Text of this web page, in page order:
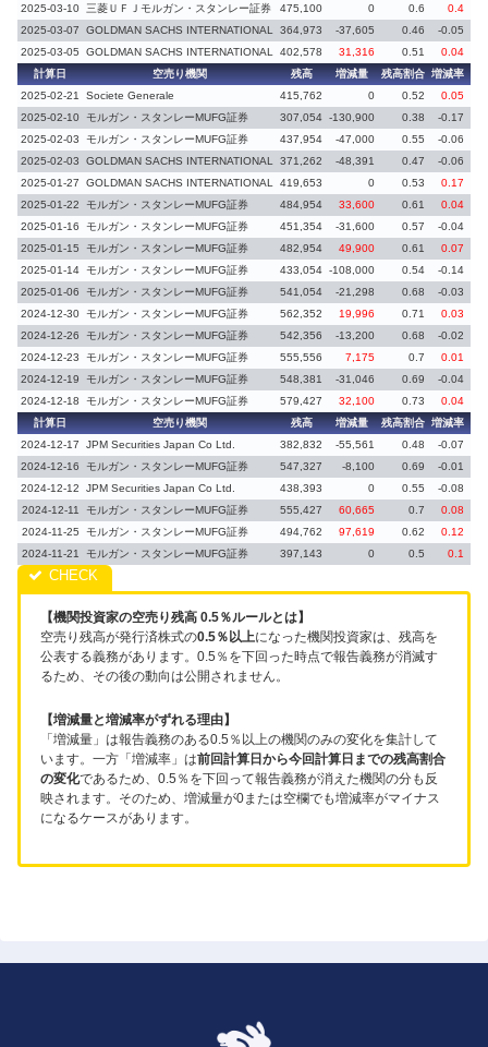
2025-03-10 三菱ＵＦＪモルガン・スタンレー証券 475,100 0 0.6 0.4
2025-03-07 GOLDMAN SACHS INTERNATIONAL 364,973 -37,605 0.46 -0.05
2025-03-05 GOLDMAN SACHS INTERNATIONAL 402,578 31,316 0.51 0.04
計算日 空売り機関 残高 増減量 残高割合 増減率
2025-02-21
Societe Generale 415,762 0 0.52 0.05
2025-02-10 モルガン・スタンレーMUFG証券 307,054 -130,900 0.38 -0.17
2025-02-03 モルガン・スタンレーMUFG証券 437,954 -47,000 0.55
-0.06
2025-02-03
GOLDMAN SACHS INTERNATIONAL 371,262 -48,391 0.47 -0.06
2025-01-27 GOLDMAN SACHS INTERNATIONAL 419,653 0 0.53 0.17
2025-01-22 モルガン・スタンレーMUFG証券 484,954 33,600 0.61
0.04
2025-01-16
モルガン・スタンレーMUFG証券 451,354 -31,600 0.57
-0.04
2025-01-15
モルガン・スタンレーMUFG証券 482,954 49,900 0.61
0.07
2025-01-14 モルガン・スタンレーMUFG証券 433,054 -108,000 0.54
-0.14
2025-01-06
モルガン・スタンレーMUFG証券 541,054 -21,298 0.68
-0.03
2024-12-30 モルガン・スタンレーMUFG証券 562,352 19,996 0.71
0.03
2024-12-26
モルガン・スタンレーMUFG証券 542,356 -13,200 0.68
-0.02
2024-12-23
モルガン・スタンレーMUFG証券 555,556 7,175 0.7
0.01
2024-12-19
モルガン・スタンレーMUFG証券 548,381 -31,046 0.69
-0.04
2024-12-18
モルガン・スタンレーMUFG証券 579,427 32,100 0.73
0.04
計算日
空売り機関 残高 増減量 残高割合 増減率
2024-12-17
JPM Securities Japan Co Ltd. 382,832 -55,561 0.48 -0.07
2024-12-16 モルガン・スタンレーMUFG証券 547,327 -8,100 0.69
-0.01
2024-12-12
JPM Securities Japan Co Ltd. 438,393 0 0.55
-0.08
2024-12-11
モルガン・スタンレーMUFG証券 555,427 60,665 0.7
0.08
2024-11-25
モルガン・スタンレーMUFG証券 494,762 97,619 0.62
0.12
2024-11-21
モルガン・スタンレーMUFG証券 397,143 0 0.5 0.1
【機関投資家の空売り残高 0.5％ルールとは】
空売り残高が発行済株式の0.5％以上になった機関投資家は、残高を
公表する義務があります。0.5％を下回った時点で報告義務が消滅す
るため、その後の動向は公開されません。
【増減量と増減率がずれる理由】
「増減量」は報告義務のある0.5％以上の機関のみの変化を集計して
います。一方「増減率」は前回計算日から今回計算日までの残高割合
の変化であるため、0.5％を下回って報告義務が消えた機関の分も反
映されます。そのため、増減量が0または空欄でも増減率がマイナス
になるケースがあります。